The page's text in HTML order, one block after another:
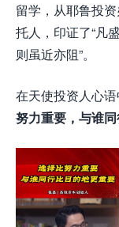
留学，从耶鲁投
托人，印证了“凡
则虽近亦阻”。
在天使投资人心
努力重要，与谁同